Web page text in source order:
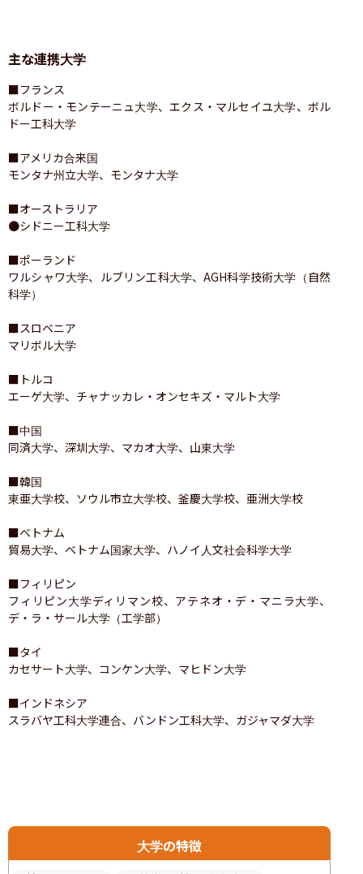
主な連携大学
■フランス
ボルドー・モンテーニュ大学、エクス・マルセイユ大学、ボル
ドー工科大学
■アメリカ合来国
モンタナ州立大学、モンタナ大学
■オーストラリア
●シドニー工科大学
■ポーランド
ワルシャワ大学、ルブリン工科大学、AGH科学技術大学（自然
科学）
■スロベニア
マリボル大学
■トルコ
エーゲ大学、チャナッカレ・オンセキズ・マルト大学
■中国
同済大学、深圳大学、マカオ大学、山東大学
■韓国
東亜大学校、ソウル市立大学校、釜慶大学校、亜洲大学校
■ベトナム
貿易大学、ベトナム国家大学、ハノイ人文社会科学大学
■フィリピン
フィリピン大学ディリマン校、アテネオ・デ・マニラ大学、
デ・ラ・サール大学（工学部）
■タイ
カセサート大学、コンケン大学、マヒドン大学
■インドネシア
スラバヤ工科大学連合、バンドン工科大学、ガジャマダ大学
大学の特徴